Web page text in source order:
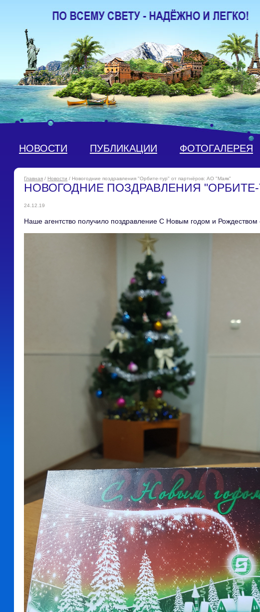
НОВОСТИ ПУБЛИКАЦИИ
ФОТОГАЛЕРЕЯ
Главная / Новости / Новогодние поздравления "Орбите-тур" от партнёров: АО "Маяк"
НОВОГОДНИЕ ПОЗДРАВЛЕНИЯ
24.12.19
Наше агентство получило поздравление С Новым годом и